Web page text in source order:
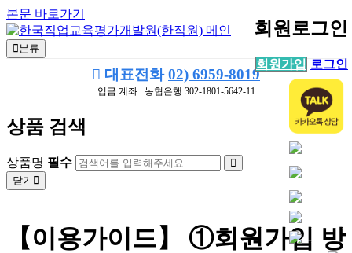
본문 바로가기
회원로그인
회원가입 로그인
분류
대표전화02) 6959-8019
입금 계좌 : 농협은행 302-1801-5642-11
상품 검색
상품명 필수
닫기
【이용가이드】 ①회원가입 방